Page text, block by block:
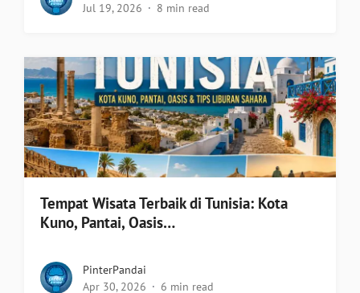
Jul 19, 2026
8 min read
Tempat Wisata Terbaik di Tunisia: Kota
Kuno, Pantai, Oasis…
PinterPandai
Apr 30, 2026
6 min read